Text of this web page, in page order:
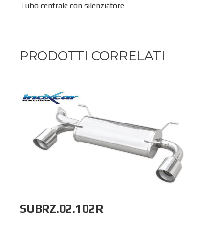
Tubo centrale con silenziatore
PRODOTTI CORRELATI
SUBRZ.02.102R